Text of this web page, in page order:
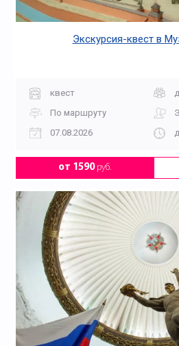
Экскурсия-квест в
квест
По маршруту
07.08.2026
от 1590руб.